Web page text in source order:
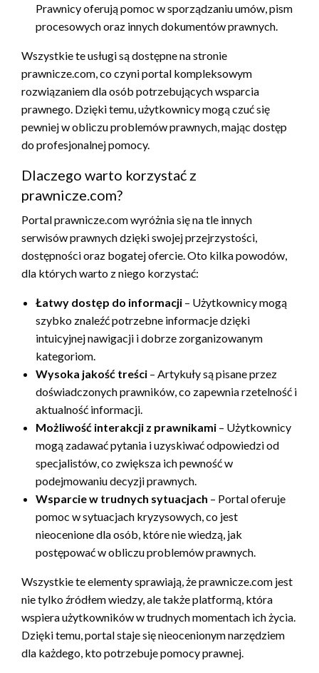
Prawnicy oferują pomoc w sporządzaniu umów, pism
procesowych oraz innych dokumentów prawnych.
Wszystkie te usługi są dostępne na stronie
prawnicze.com, co czyni portal kompleksowym
rozwiązaniem dla osób potrzebujących wsparcia
prawnego. Dzięki temu, użytkownicy mogą czuć się
pewniej w obliczu problemów prawnych, mając dostęp
do profesjonalnej pomocy.
Dlaczego warto korzystać z
prawnicze.com?
Portal prawnicze.com wyróżnia się na tle innych
serwisów prawnych dzięki swojej przejrzystości,
dostępności oraz bogatej ofercie. Oto kilka powodów,
dla których warto z niego korzystać:
Łatwy dostęp do informacji – Użytkownicy mogą
szybko znaleźć potrzebne informacje dzięki
intuicyjnej nawigacji i dobrze zorganizowanym
kategoriom.
Wysoka jakość treści – Artykuły są pisane przez
doświadczonych prawników, co zapewnia rzetelność i
aktualność informacji.
Możliwość interakcji z prawnikami – Użytkownicy
mogą zadawać pytania i uzyskiwać odpowiedzi od
specjalistów, co zwiększa ich pewność w
podejmowaniu decyzji prawnych.
Wsparcie w trudnych sytuacjach – Portal oferuje
pomoc w sytuacjach kryzysowych, co jest
nieocenione dla osób, które nie wiedzą, jak
postępować w obliczu problemów prawnych.
Wszystkie te elementy sprawiają, że prawnicze.com jest
nie tylko źródłem wiedzy, ale także platformą, która
wspiera użytkowników w trudnych momentach ich życia.
Dzięki temu, portal staje się nieocenionym narzędziem
dla każdego, kto potrzebuje pomocy prawnej.